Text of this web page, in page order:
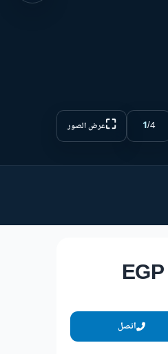
1/4
⛶عرض الصور
اتصل